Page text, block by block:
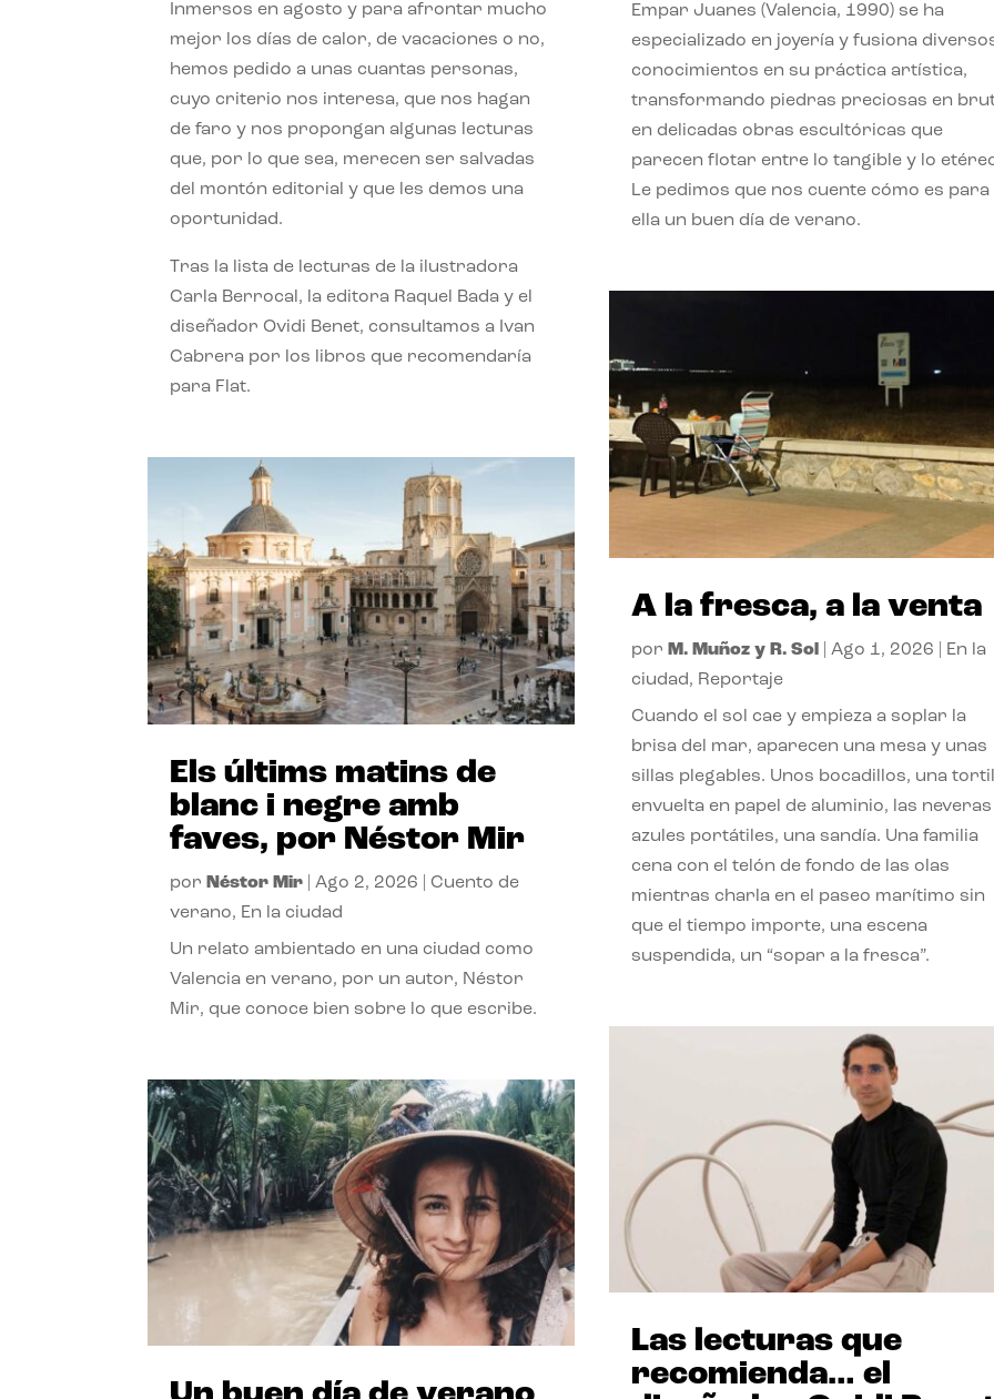
Inmersos en agosto y para afrontar mucho
mejor los días de calor, de vacaciones o no,
hemos pedido a unas cuantas personas,
cuyo criterio nos interesa, que nos hagan
de faro y nos propongan algunas lecturas
que, por lo que sea, merecen ser salvadas
del montón editorial y que les demos una
oportunidad.
Tras la lista de lecturas de la ilustradora
Carla Berrocal, la editora Raquel Bada y el
diseñador Ovidi Benet, consultamos a Ivan
Cabrera por los libros que recomendaría
para Flat.
Els últims matins de
blanc i negre amb
faves, por Néstor Mir
por Néstor Mir |Ago 2, 2026 |Cuento de
verano, En la ciudad
Un relato ambientado en una ciudad como
Valencia en verano, por un autor, Néstor
Mir, que conoce bien sobre lo que escribe.
Empar Juanes (Valencia, 1990) se ha
especializado en joyería y fusiona
conocimientos en su práctica artística,
transformando piedras preciosas en
en delicadas obras escultóricas que
parecen flotar entre lo tangible y lo
Le pedimos que nos cuente cómo es para
ella un buen día de verano.
A la fresca, a la venta
por M. Muñoz y R. Sol Ago 1, 2026
En la
ciudad, Reportaje
Cuando el sol cae y empieza a soplar la
brisa del mar, aparecen una mesa y unas
sillas plegables. Unos bocadillos, una
envuelta en papel de aluminio, las neveras
azules portátiles, una sandía. Una familia
cena con el telón de fondo de las olas
mientras charla en el paseo marítimo sin
que el tiempo importe, una escena
suspendida, un “sopar a la fresca”.
Las lecturas que
recomienda… el